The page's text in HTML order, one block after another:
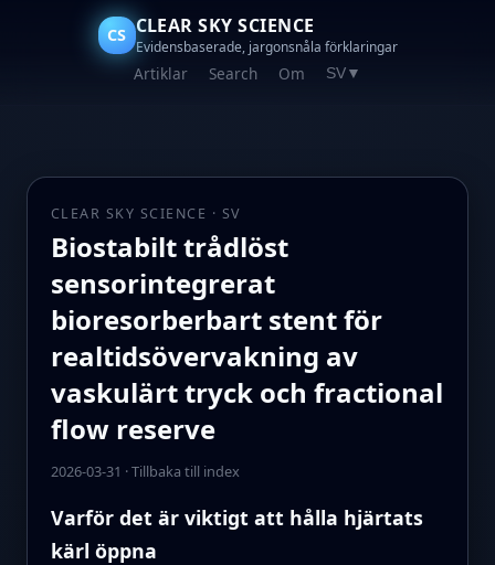
CS CLEAR SKY SCIENCE
Evidensbaserade, jargonsnåla förklaringar
Artiklar Search Om SV ▼
CLEAR SKY SCIENCE · SV
Biostabilt trådlöst
sensorintegrerat
bioresorberbart stent för
realtidsövervakning av
vaskulärt tryck och fractional
flow reserve
2026-03-31 ·Tillbaka till index
Varför det är viktigt att hålla hjärtats
kärl öppna